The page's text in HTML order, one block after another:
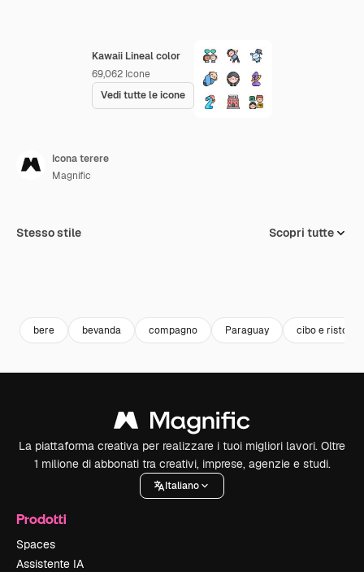
Kawaii Lineal color
69,062 Icone
Vedi tutte le icone
Icona terere
Magnific
Stesso stile Scopri tutte
bere bevanda compagno Paraguay cibo e
La piattaforma creativa per realizzare i tuoi migliori lavori. Oltre
1 milione di abbonati tra creativi, imprese, agenzie e studi.
Italiano
Prodotti
Spaces
Assistente IA